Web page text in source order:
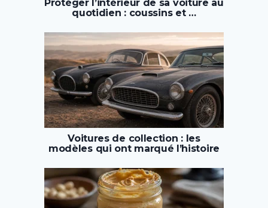
Protéger l’intérieur de sa voiture au
quotidien : coussins et …
Voitures de collection : les
modèles qui ont marqué l’histoire